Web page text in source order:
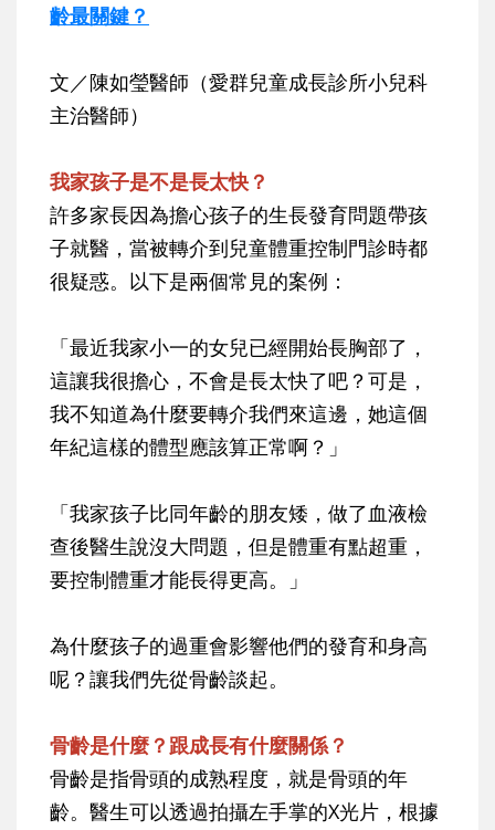
齡最關鍵？
文／陳如瑩醫師（愛群兒童成長診所小兒科
主治醫師）
我家孩子是不是長太快？
許多家長因為擔心孩子的生長發育問題帶孩
子就醫，當被轉介到兒童體重控制門診時都
很疑惑。以下是兩個常見的案例：
「最近我家小一的女兒已經開始長胸部了，
這讓我很擔心，不會是長太快了吧？可是，
我不知道為什麼要轉介我們來這邊，她這個
年紀這樣的體型應該算正常啊？」
「我家孩子比同年齡的朋友矮，做了血液檢
查後醫生說沒大問題，但是體重有點超重，
要控制體重才能長得更高。」
為什麼孩子的過重會影響他們的發育和身高
呢？讓我們先從骨齡談起。
骨齡是什麼？跟成長有什麼關係？
骨齡是指骨頭的成熟程度，就是骨頭的年
齡。醫生可以透過拍攝左手掌的X光片，根據